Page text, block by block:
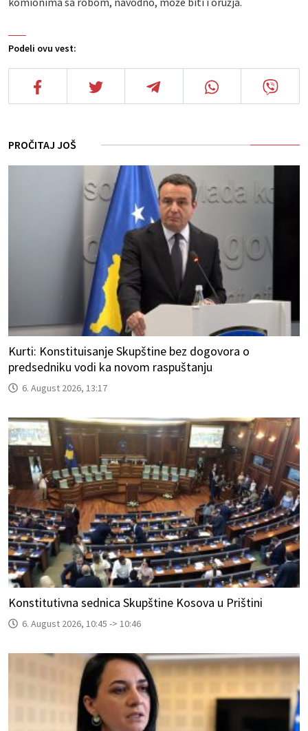
Podeli ovu vest:
PROČITAJ JOŠ
Kurti: Konstituisanje Skupštine bez dogovora o
predsedniku vodi ka novom raspuštanju
6. August 2026, 13:17
Konstitutivna sednica Skupštine Kosova u Prištini
6. August 2026, 10:45 -> 10:46